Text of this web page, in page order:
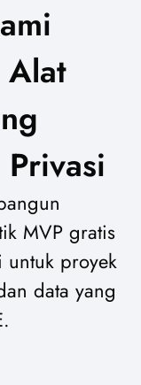
Alat
MVP gratis
untuk proyek
data yang